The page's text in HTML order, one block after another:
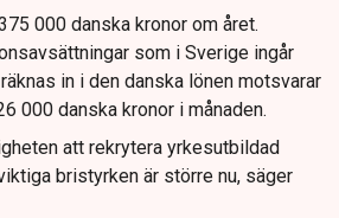
000 danska kronor om året.
som i Sverige ingår
in i den danska lönen motsvarar
000 danska kronor i månaden.
att rekrytera yrkesutbildad
bristyrken är större nu, säger